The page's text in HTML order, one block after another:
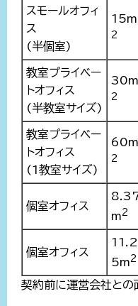
スモールオフィ
ス
(半個室)
15m
2
教室プライベー
トオフィス
(半教室サイズ)
30m
2
教室プライベー
トオフィス
(1教室サイズ)
60m
2
個室オフィス
m2
個室オフィス
11.2
5m2
契約前に運営会社との